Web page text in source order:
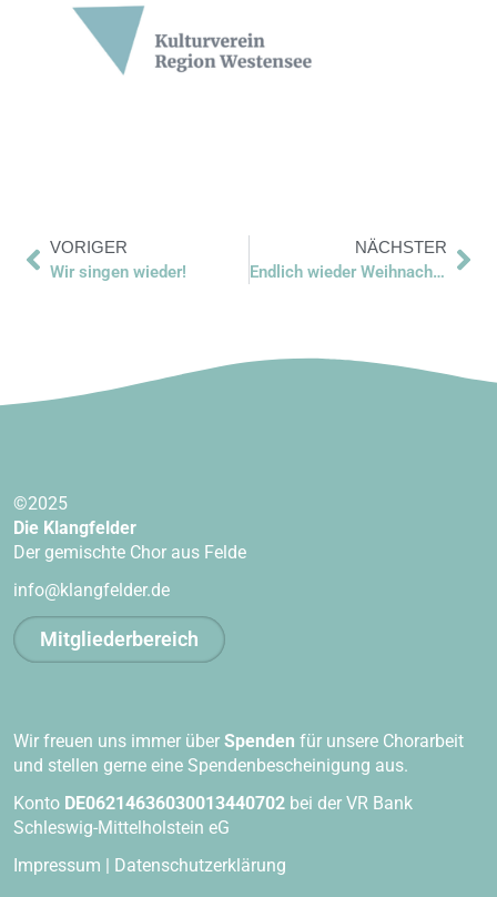
VORIGER
Wir singen wieder!
NÄCHSTER
Endlich wieder Weihnachtskonzert
©2025
Die Klangfelder
Der gemischte Chor aus Felde
info@klangfelder.de
Mitgliederbereich
Wir freuen uns immer über Spenden für unsere Chorarbeit
und stellen gerne eine Spendenbescheinigung aus.
Konto DE06214636030013440702 bei der VR Bank
Schleswig-Mittelholstein eG
Impressum
Datenschutzerklärung